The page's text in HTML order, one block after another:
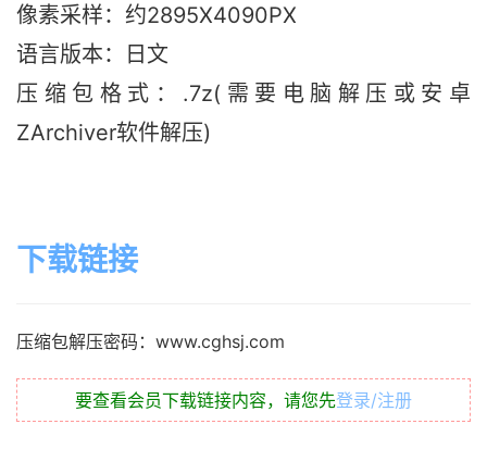
像素采样：约2895X4090PX
语言版本：日文
压缩包格式：.7z(需要电脑解压或安卓
ZArchiver软件解压)
下载链接
压缩包解压密码：www.cghsj.com
要查看会员下载链接内容，请您先登录/注册